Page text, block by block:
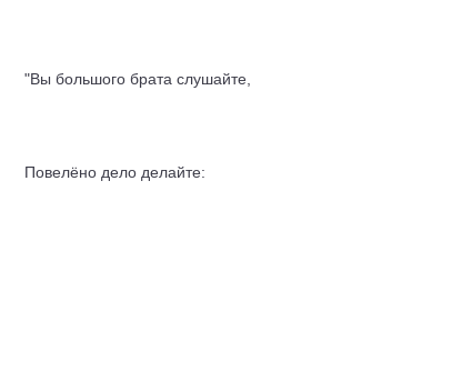
"Вы большого брата слушайте,
Повелёно дело делайте: